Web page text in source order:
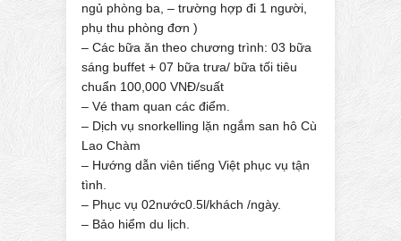
ngủ phòng ba, – trường hợp đi 1 người,
phụ thu phòng đơn )
– Các bữa ăn theo chương trình: 03 bữa
sáng buffet + 07 bữa trưa/ bữa tối tiêu
chuẩn 100,000 VNĐ/suất
– Vé tham quan các điểm.
– Dịch vụ snorkelling lặn ngắm san hô Cù
Lao Chàm
– Hướng dẫn viên tiếng Việt phục vụ tận
tình.
– Phục vụ 02nước0.5l/khách /ngày.
– Bảo hiểm du lịch.